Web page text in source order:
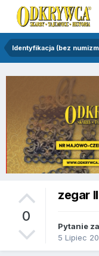
Identyfikacja (bez
0
zegar
Pytanie
5 Lipiec